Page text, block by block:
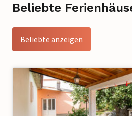
Beliebte
Beliebte anzeigen